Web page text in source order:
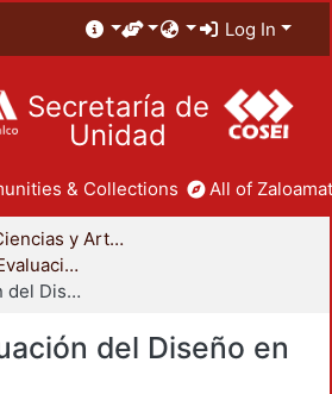
Log In
Secretaría de
Unidad
& Collections All of
División de Ciencias y Artes para el Diseño
Departamento de Evaluación del Diseño en el Tiempo
Libros - Evaluación del Diseño en el Tiempo
del Diseño en